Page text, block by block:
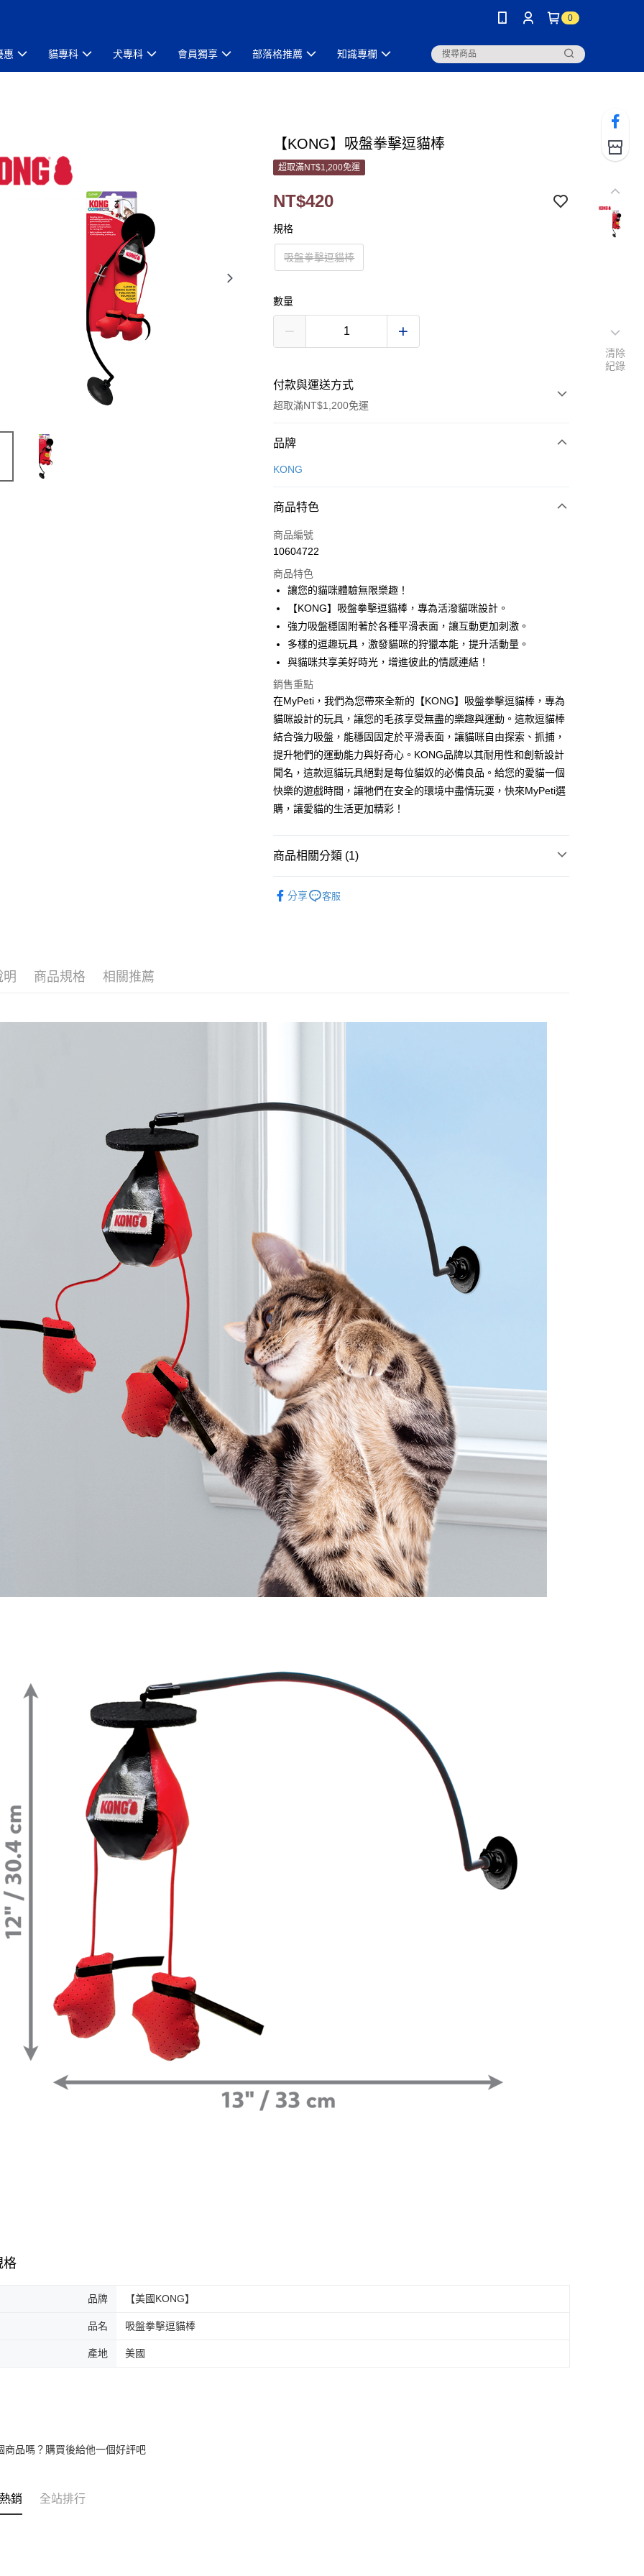
0
惠 貓專科 犬專科 會員獨享 部落格推薦 知識專欄
【KONG】吸盤拳擊逗貓棒
超取滿NT$1,200免運
NT$420
規格
吸盤拳擊逗貓棒
數量
付款與運送方式
超取滿NT$1,200免運
付款方式
信用卡一次付款
合作金庫商業銀行
華南商業銀行
上海商業儲蓄銀行
國泰世華商業銀行
臺灣中小企業銀行
台中商業銀行
聯邦商業銀行
遠東國際商業銀行
元大商業銀行
永豐商業銀行
玉山商業銀行
星展（台灣）商業銀行
台新國際商業銀行
台灣樂天信用卡公司
6 期 0 利率 每期
華南商業銀行
上海商業儲蓄銀行
國泰世華商業銀行
兆豐國際商業銀行
臺灣中小企業銀行
台中商業銀行
匯豐（台灣）商業銀行
華泰商業銀行
元大商業銀行
永豐商業銀行
玉山商業銀行
台新國際商業銀行
中國信託商業銀行
台灣樂天信用卡公司
合作金庫商業銀行
華南商業銀行
上海商業儲蓄銀行
台北富邦商業銀行
國泰世華商業銀行
兆豐國際商業銀行
臺灣中小企業銀行
台中商業銀行
匯豐（台灣）商業銀行
華泰商業銀行
元大商業銀行
玉山商業銀行
星展（台灣）商業銀行
台新國際商業銀行
中國信託商業銀行
台灣樂天信用卡公司
24 期 0 利率 每期
合作金庫商業銀行
第一商業銀行
華南商業銀行
彰化商業銀行
上海商業儲蓄銀行
台北富邦商業銀行
兆豐國際商業銀行
臺灣中小企業銀行
台中商業銀行
匯豐（台灣）商業銀行
華泰商業銀行
遠東國際商業銀行
元大商業銀行
永豐商業銀行
星展（台灣）商業銀行
台新國際商業銀行
中國信託商業銀行
台灣樂天信用卡公司
超商取貨付款
LINE Pay
Apple Pay
貨到付款
運送方式
全家取貨付款
每筆NT$70，滿NT$1,200(含以上)免運費
付款後全家取貨
7-11取貨付款
付款後7-11取貨
品牌
KONG
商品特色
商品編號
10604722
商品特色
讓您的貓咪體驗無限樂趣！
【KONG】吸盤拳擊逗貓棒，專為活潑貓咪設計。
強力吸盤穩固附著於各種平滑表面，讓互動更加刺激。
多樣的逗趣玩具，激發貓咪的狩獵本能，提升活動量。
與貓咪共享美好時光，增進彼此的情感連結！
銷售重點
在MyPeti，我們為您帶來全新的【KONG】吸盤拳擊逗貓棒，專為
貓咪設計的玩具，讓您的毛孩享受無盡的樂趣與運動。這款逗貓棒
結合強力吸盤，能穩固固定於平滑表面，讓貓咪自由探索、抓捕，
提升牠們的運動能力與好奇心。KONG品牌以其耐用性和創新設計
聞名，這款逗貓玩具絕對是每位貓奴的必備良品。給您的愛貓一個
快樂的遊戲時間，讓牠們在安全的環境中盡情玩耍，快來MyPeti選
購，讓愛貓的生活更加精彩！
商品相關分類 (1)
分享
客服
明 商品規格 相關推薦
格
品牌 【美國KONG】
品名 吸盤拳擊逗貓棒
產地 美國
商品嗎？購買後給他一個好評吧
銷 全站排行
清除
紀錄